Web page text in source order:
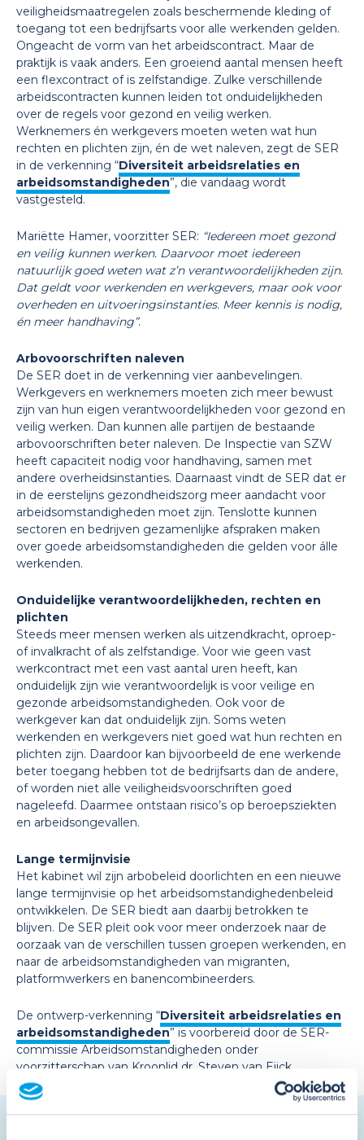
veiligheidsmaatregelen zoals beschermende kleding of
toegang tot een bedrijfsarts voor alle werkenden gelden.
Ongeacht de vorm van het arbeidscontract. Maar de
praktijk is vaak anders. Een groeiend aantal mensen heeft
een flexcontract of is zelfstandige. Zulke verschillende
arbeidscontracten kunnen leiden tot onduidelijkheden
over de regels voor gezond en veilig werken.
Werknemers én werkgevers moeten weten wat hun
rechten en plichten zijn, én de wet naleven, zegt de SER
in de verkenning “Diversiteit arbeidsrelaties en
arbeidsomstandigheden”, die vandaag wordt
vastgesteld.
Mariëtte Hamer, voorzitter SER: “Iedereen moet gezond
en veilig kunnen werken. Daarvoor moet iedereen
natuurlijk goed weten wat z’n verantwoordelijkheden zijn.
Dat geldt voor werkenden en werkgevers, maar ook voor
overheden en uitvoeringsinstanties. Meer kennis is nodig,
én meer handhaving”.
Arbovoorschriften naleven
De SER doet in de verkenning vier aanbevelingen.
Werkgevers en werknemers moeten zich meer bewust
zijn van hun eigen verantwoordelijkheden voor gezond en
veilig werken. Dan kunnen alle partijen de bestaande
arbovoorschriften beter naleven. De Inspectie van SZW
heeft capaciteit nodig voor handhaving, samen met
andere overheidsinstanties. Daarnaast vindt de SER dat er
in de eerstelijns gezondheidszorg meer aandacht voor
arbeidsomstandigheden moet zijn. Tenslotte kunnen
sectoren en bedrijven gezamenlijke afspraken maken
over goede arbeidsomstandigheden die gelden voor álle
werkenden.
Onduidelijke verantwoordelijkheden, rechten en
plichten
Steeds meer mensen werken als uitzendkracht, oproep-
of invalkracht of als zelfstandige. Voor wie geen vast
werkcontract met een vast aantal uren heeft, kan
onduidelijk zijn wie verantwoordelijk is voor veilige en
gezonde arbeidsomstandigheden. Ook voor de
werkgever kan dat onduidelijk zijn. Soms weten
werkenden en werkgevers niet goed wat hun rechten en
plichten zijn. Daardoor kan bijvoorbeeld de ene werkende
beter toegang hebben tot de bedrijfsarts dan de andere,
of worden niet alle veiligheidsvoorschriften goed
nageleefd. Daarmee ontstaan risico’s op beroepsziekten
en arbeidsongevallen.
Lange termijnvisie
Het kabinet wil zijn arbobeleid doorlichten en een nieuwe
lange termijnvisie op het arbeidsomstandighedenbeleid
ontwikkelen. De SER biedt aan daarbij betrokken te
blijven. De SER pleit ook voor meer onderzoek naar de
oorzaak van de verschillen tussen groepen werkenden, en
naar de arbeidsomstandigheden van migranten,
platformwerkers en banencombineerders.
De ontwerp-verkenning “Diversiteit arbeidsrelaties en
arbeidsomstandigheden” is voorbereid door de SER-
commissie Arbeidsomstandigheden onder
voorzitterschap van Kroonlid dr. Steven van Eijck.
Nieuwsbrief